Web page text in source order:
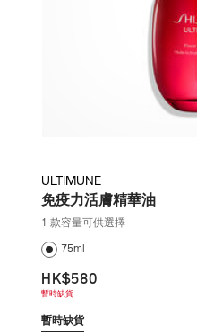
ULTIMUNE
免疫力活膚精華油
1 款容量可供選擇
75ml
HK$580
暫時缺貨
暫時缺貨